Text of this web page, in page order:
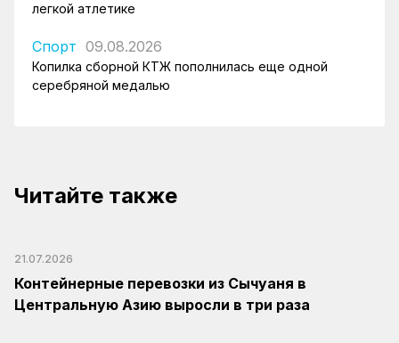
легкой атлетике
Спорт 09.08.2026
Копилка сборной КТЖ пополнилась еще одной
серебряной медалью
Читайте также
21.07.2026
Контейнерные перевозки из Сычуаня в
Центральную Азию выросли в три раза